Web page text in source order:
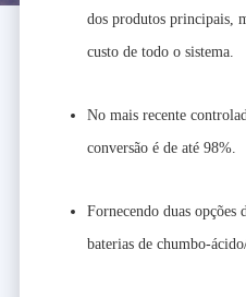
dos produtos principais,
custo de todo o sistema.
No mais recente
conversão é de até 98%.
Fornecendo duas opções
baterias de chumbo-